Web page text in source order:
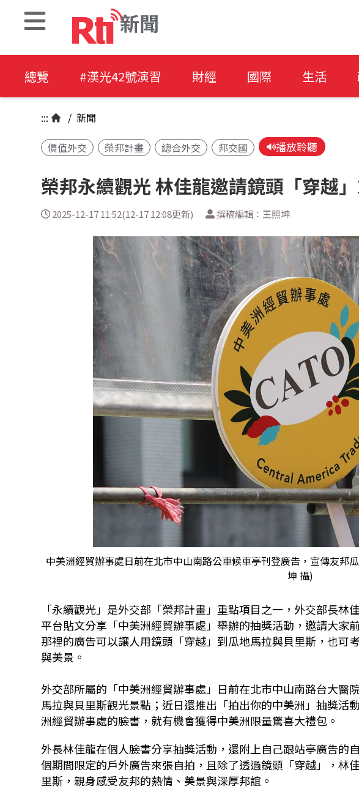
新聞
總覽 #漢光42號演習 財經 國際 生活
::: / 新聞
價值外交 榮邦計畫 總合外交 邦交國 播放聆聽
榮邦永續觀光 林佳龍邀請鏡頭「穿越
2025-12-17 11:52(12-17 12:08更新) 撰稿編輯：王照坤
中美洲經貿辦事處日前在北市中山南路公車候車亭刊登廣告，宣傳友邦
坤 攝)
「永續觀光」是外交部「榮邦計畫」重點項目之一，外交部長
平台貼文分享「中美洲經貿辦事處」舉辦的抽獎活動，邀請大家
那裡的廣告可以讓人用鏡頭「穿越」到瓜地馬拉與貝里斯，也可
與美景。
外交部所屬的「中美洲經貿辦事處」日前在北市中山南路台大醫
馬拉與貝里斯觀光景點；近日還推出「拍出你的中美洲」抽獎活
洲經貿辦事處的臉書，就有機會獲得中美洲限量驚喜大禮包。
外長林佳龍在個人臉書分享抽獎活動，還附上自己跟站亭廣告的
個期間限定的戶外廣告來張自拍，且除了透過鏡頭「穿越」，林
里斯，親身感受友邦的熱情、美景與深厚邦誼。